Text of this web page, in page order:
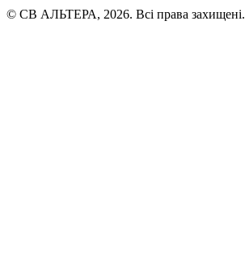
© СВ АЛЬТЕРА, 2026. Всі права захищені.